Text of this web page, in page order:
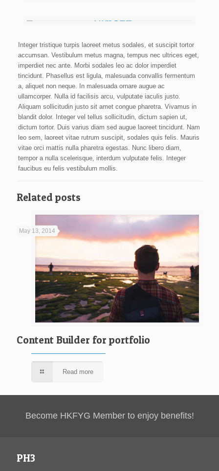
Integer tristique turpis laoreet metus sodales, et suscipit tortor
accumsan. Vestibulum metus magna, tempus nec ultrices eget,
imperdiet nec ante. Morbi sodales leo ac dolor imperdiet
tincidunt. Phasellus est ligula, malesuada convallis fermentum
a, aliquet non neque. In malesuada ornare augue ac
ullamcorper. Nulla id facilisis arcu, vulputate iaculis justo.
Aliquam sollicitudin justo sit amet congue pharetra. Vivamus in
blandit dolor. Integer vel tellus sollicitudin, dictum sapien ut,
dictum tortor. Duis varius diam sed augue laoreet tincidunt. Nam
leo sem, laoreet vitae rutrum suscipit, sodales quis felis. Mauris
vitae orci mattis nulla pharetra egestas. Nunc libero diam,
tempor a nulla scelerisque, interdum vulputate felis. Integer
faucibus eu felis vestibulum mollis.
Related posts
May 13, 2014
Content Builder for portfolio
Read more
Become HKFYG Member to enjoy benefits!
PH3